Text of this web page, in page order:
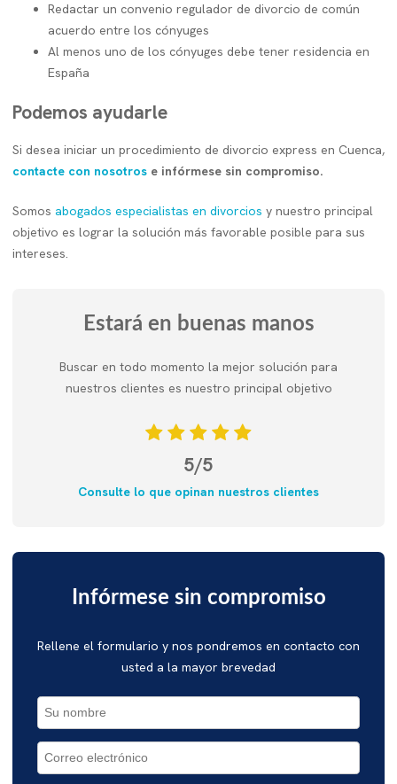
Redactar un convenio regulador de divorcio de común
acuerdo entre los cónyuges
Al menos uno de los cónyuges debe tener residencia en
España
Podemos ayudarle
Si desea iniciar un procedimiento de divorcio express en Cuenca,
contacte con nosotros e infórmese sin compromiso.
Somos abogados especialistas en divorcios y nuestro principal
objetivo es lograr la solución más favorable posible para sus
intereses.
Estará en buenas manos
Buscar en todo momento la mejor solución para
nuestros clientes es nuestro principal objetivo
5/5
Consulte lo que opinan nuestros clientes
Infórmese sin compromiso
Rellene el formulario y nos pondremos en contacto con
usted a la mayor brevedad